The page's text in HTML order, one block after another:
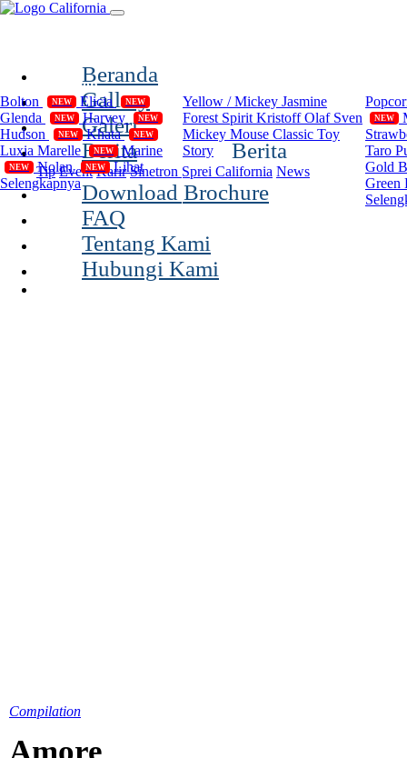
Beranda
Gallery
Galeri
Compilation
Bolton
NEW Elicia NEW
Glenda NEW Harvey NEW
Hudson NEW Khata NEW
Luxia Marelle NEW Marine
NEW Nolan NEW
Lihat
Selengkapnya
Yellow / Mickey Jasmine
Forest Spirit Kristoff Olaf Sven
Mickey Mouse Classic Toy
Story
NEW
Taro
Gold
Green
Berita Berita
Tip Event Karir Sinetron Sprei California News
Download Brochure
FAQ
Tentang Kami
Hubungi Kami
Compilation